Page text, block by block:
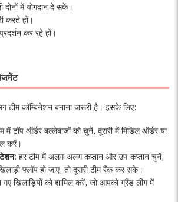
दोनों में योगदान दे सकें।
करते हों।
कर रहे हों।
कॉम्बिनेशन बनाना जरूरी है। इसके लिए:
में टॉप ऑर्डर बल्लेबाजों को चुनें, दूसरी में मिडिल ऑर्डर या
करें।
: हर टीम में अलग-अलग कप्तान और उप-कप्तान चुनें,
फ्लॉप हो जाए, तो दूसरी टीम रैंक कर सके।
खिलाड़ियों को शामिल करें, जो आपको ग्रैंड लीग में